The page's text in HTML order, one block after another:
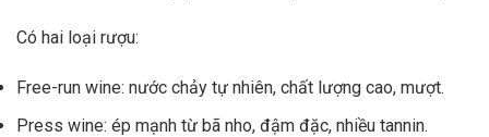
Có hai loại rượu:
Free-run wine: nước chảy tự nhiên, chất lượng cao, mượt.
Press wine: ép mạnh từ bã nho, đậm đặc, nhiều tannin.